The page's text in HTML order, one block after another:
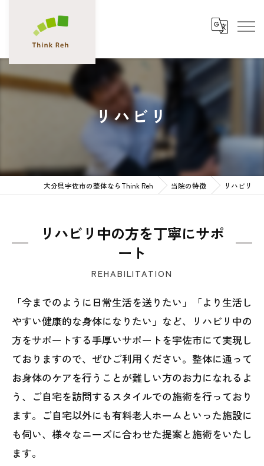
リハビリ
大分県宇佐市の整体ならThink Reh 当院の特徴 リハビリ
リハビリ中の方を丁寧にサポ
ート
REHABILITATION
「今までのように日常生活を送りたい」「より生活し
やすい健康的な身体になりたい」など、リハビリ中の
方をサポートする手厚いサポートを宇佐市にて実現し
ておりますので、ぜひご利用ください。整体に通って
お身体のケアを行うことが難しい方のお力になれるよ
う、ご自宅を訪問するスタイルでの施術を行っており
ます。ご自宅以外にも有料老人ホームといった施設に
も伺い、様々なニーズに合わせた提案と施術をいたし
ます。